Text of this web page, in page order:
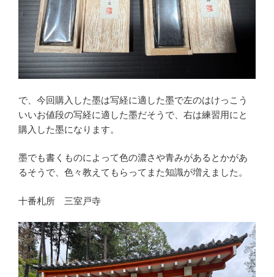
で、今回購入した墨は写経に適した墨で左のはけっこう
いいお値段の写経に適した墨だそうで、右は練習用にと
購入した墨になります。
墨でも書くものによって色の濃さや青みがあるとかがあ
るそうで、色々教えてもらってまた知識が増えました。
十番札所 三室戸寺